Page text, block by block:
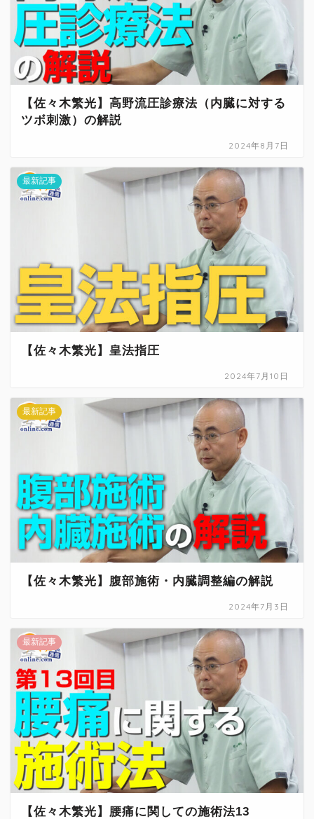
【佐々木繁光】高野流圧診療法（内臓に対する
ツボ刺激）の解説
2024年8月7日
最新記事
【佐々木繁光】皇法指圧
2024年7月10日
最新記事
【佐々木繁光】腹部施術・内臓調整編の解説
2024年7月3日
最新記事
【佐々木繁光】腰痛に関しての施術法13
イチオシ！
頭・首の手技
肩・背中の手技
腰の手技
足の手技
その他の手技
治療院の経営
コミュニケーション